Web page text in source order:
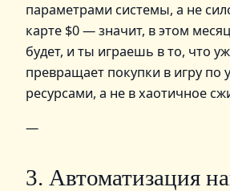
параметрами системы, а не
карте $0 — значит, в этом
будет, и ты играешь в то, что
превращает покупки в игру по
ресурсами, а не в хаотичное
—
3. Автоматизация